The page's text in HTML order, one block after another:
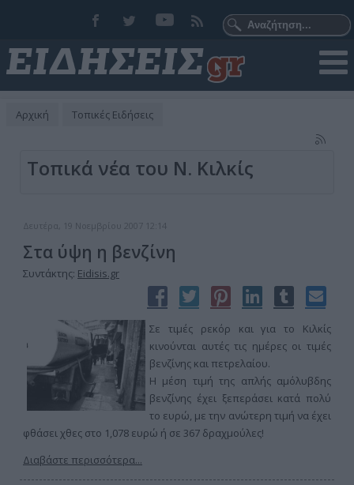
Αρχική Τοπικές Ειδήσεις
Τοπικά νέα του Ν. Κιλκίς
Δευτέρα, 19 Νοεμβρίου 2007 12:14
Στα ύψη η βενζίνη
Συντάκτης: Eidisis.gr
Σε τιμές ρεκόρ και για το Κιλκίς
κινούνται αυτές τις ημέρες οι τιμές
βενζίνης και πετρελαίου.
Η μέση τιμή της απλής αμόλυβδης
βενζίνης έχει ξεπεράσει κατά πολύ
το ευρώ, με την ανώτερη τιμή να έχει
φθάσει χθες στο 1,078 ευρώ ή σε 367 δραχμούλες!
Διαβάστε περισσότερα...